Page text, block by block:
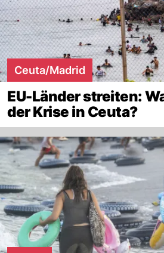
Ceuta/Madrid
EU-Länder streiten:
der Krise in Ceuta?